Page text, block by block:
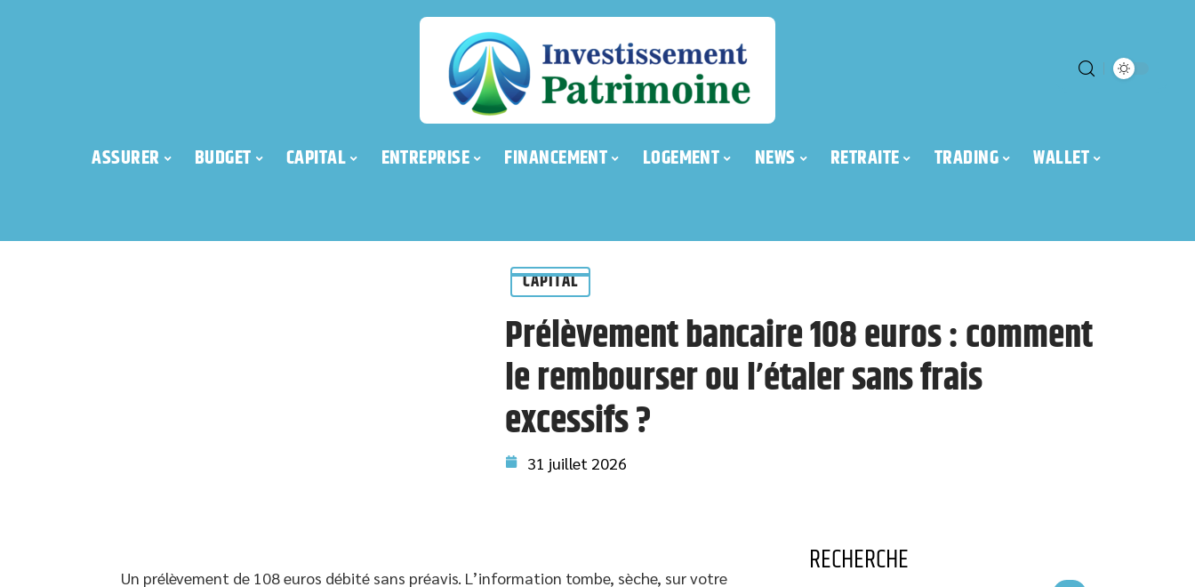
ASSURER BUDGET CAPITAL ENTREPRISE FINANCEMENT LOGEMENT NEWS RETRAITE TRADING WALLET
CAPITAL
Prélèvement bancaire 108 euros : comment
le rembourser ou l’étaler sans frais
excessifs ?
31 juillet 2026
Un prélèvement de 108 euros débité sans préavis. L’information tombe, sèche, sur votre
RECHERCHE